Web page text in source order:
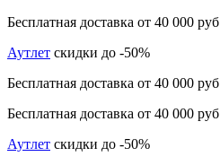
Бесплатная доставка от 40 000 руб
Аутлет скидки до -50%
Бесплатная доставка от 40 000 руб
Бесплатная доставка от 40 000 руб
Аутлет скидки до -50%